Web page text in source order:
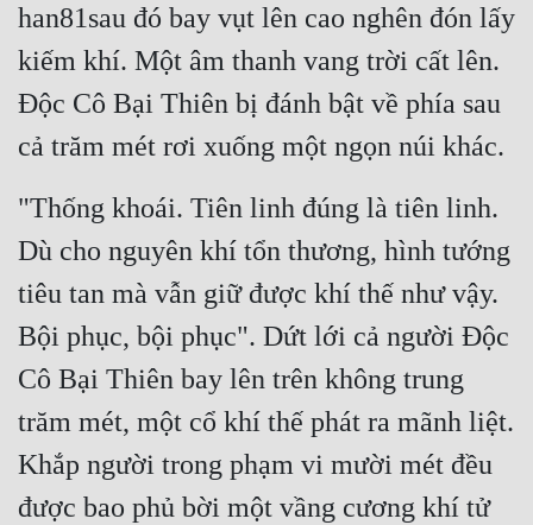
han81sau đó bay vụt lên cao nghên đón lấy
kiếm khí. Một âm thanh vang trời cất lên.
Độc Cô Bại Thiên bị đánh bật về phía sau
cả trăm mét rơi xuống một ngọn núi khác.
"Thống khoái. Tiên linh đúng là tiên linh.
Dù cho nguyên khí tổn thương, hình tướng
tiêu tan mà vẫn giữ được khí thế như vậy.
Bội phục, bội phục". Dứt lới cả người Độc
Cô Bại Thiên bay lên trên không trung
trăm mét, một cổ khí thế phát ra mãnh liệt.
Khắp người trong phạm vi mười mét đều
được bao phủ bời một vầng cương khí tử